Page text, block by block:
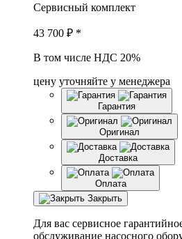
Сервисный комплект
43 700 ₽ *
В том числе НДС 20%
цену уточняйте у менеджера
Гарантия
Оригинал
Доставка
Оплата
Закрыть
Для вас сервисное
обслуживание насосного